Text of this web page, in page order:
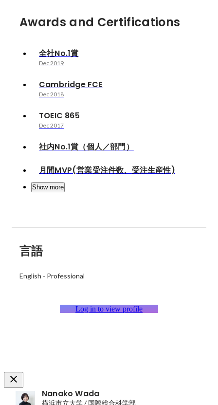
Awards and Certifications
全社No.1賞
Dec 2019
Cambridge FCE
Dec 2018
TOEIC 865
Dec 2017
社内No.1賞（個人／部門）
月間MVP(営業受注件数、受注生産性)
Show more
言語
English - Professional
Log in to view profile
Nanako Wada
横浜市立大学 / 国際総合科学部